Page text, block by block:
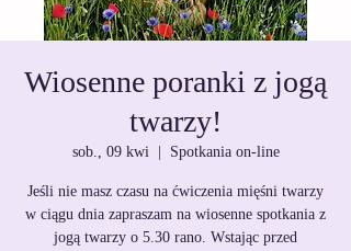
Wiosenne poranki z jogą
twarzy!
sob., 09 kwi
  |
Spotkania on-line
Jeśli nie masz czasu na ćwiczenia mięśni twarzy
w ciągu dnia zapraszam na wiosenne spotkania z
jogą twarzy o 5.30 rano. Wstając przed